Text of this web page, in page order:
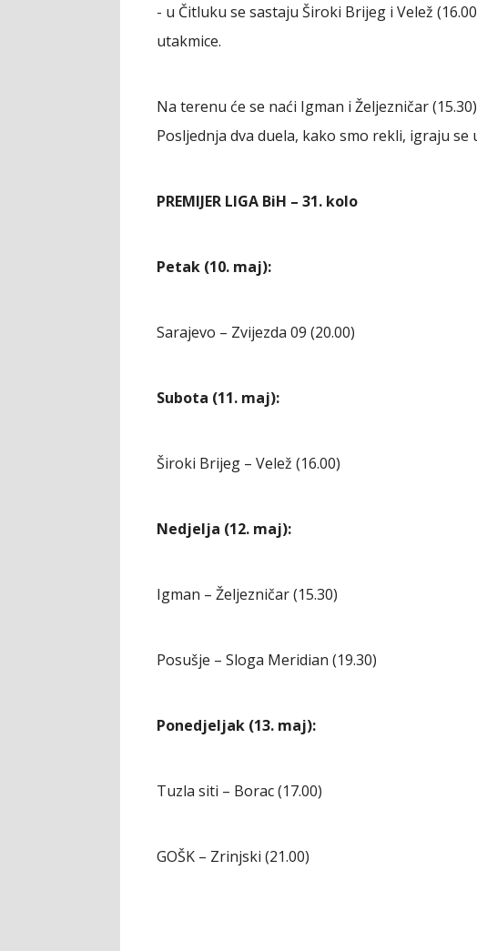
- u Čitluku se sastaju Široki Brijeg i Velež
utakmice.
Na terenu će se naći Igman i Željezničar
Posljednja dva duela, kako smo rekli, igraju se
PREMIJER LIGA BiH – 31. kolo
Petak (10. maj):
Sarajevo – Zvijezda 09 (20.00)
Subota (11. maj):
Široki Brijeg – Velež (16.00)
Nedjelja (12. maj):
Igman – Željezničar (15.30)
Posušje – Sloga Meridian (19.30)
Ponedjeljak (13. maj):
Tuzla siti – Borac (17.00)
GOŠK – Zrinjski (21.00)